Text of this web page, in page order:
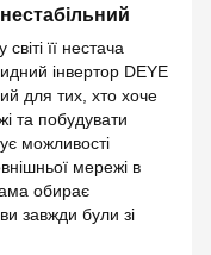
її нестача
інвертор DEYE
для тих, хто хоче
та побудувати
можливості
мережі в
обирає
завжди були зі